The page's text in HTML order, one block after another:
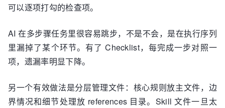
可以逐项打勾的检查项。
AI 在多步骤任务里很容易跳步，不是不会，是在执行序列
里漏掉了某个环节。有了 Checklist，每完成一步对照一
项，遗漏率明显下降。
另一个有效做法是分层管理文件：核心规则放主文件，边
界情况和细节处理放 references 目录。Skill 文件一旦太